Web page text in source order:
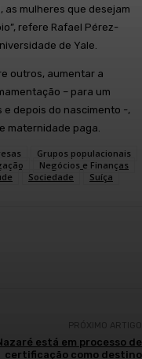
as mulheres que desejam
refere Rafael Pérez-
de Yale.
outros, aumentar a
– para um
depois do nascimento -,
maternidade paga.
Grupos populacionais
Negócios e Finanças
Sociedade Suíça
PRÓXIMO ARTIGO
está em processo de
certificação como destino